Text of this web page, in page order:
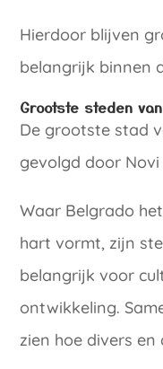
Hierdoor blijven
belangrijk binnen
Grootste steden
De grootste stad
gevolgd door Novi
Waar Belgrado
hart vormt, zijn
belangrijk voor
ontwikkeling.
zien hoe divers en